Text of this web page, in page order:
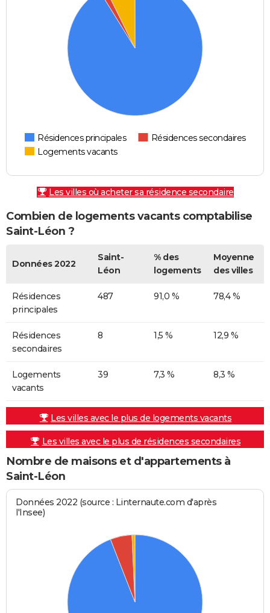
Résidences principales
Résidences secondaires
Logements vacants
Les villes où acheter sa résidence secondaire
Combien de logements vacants comptabilise
Saint-Léon ?
Données 2022
Saint-
Léon
% des
logements
Moyenne
des villes
Résidences
principales
487 91,0 % 78,4 %
Résidences
secondaires
8 1,5 % 12,9 %
Logements
vacants
39 7,3 % 8,3 %
Les villes avec le plus de logements vacants
Les villes avec le plus de résidences secondaires
Nombre de maisons et d'appartements à
Saint-Léon
Données 2022 (source : Linternaute.com d'après
l'Insee)